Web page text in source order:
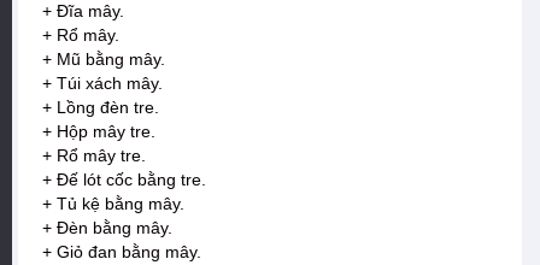
+ Đĩa mây.
+ Rổ mây.
+ Mũ bằng mây.
+ Túi xách mây.
+ Lồng đèn tre.
+ Hộp mây tre.
+ Rổ mây tre.
+ Đế lót cốc bằng tre.
+ Tủ kệ bằng mây.
+ Đèn bằng mây.
+ Giỏ đan bằng mây.